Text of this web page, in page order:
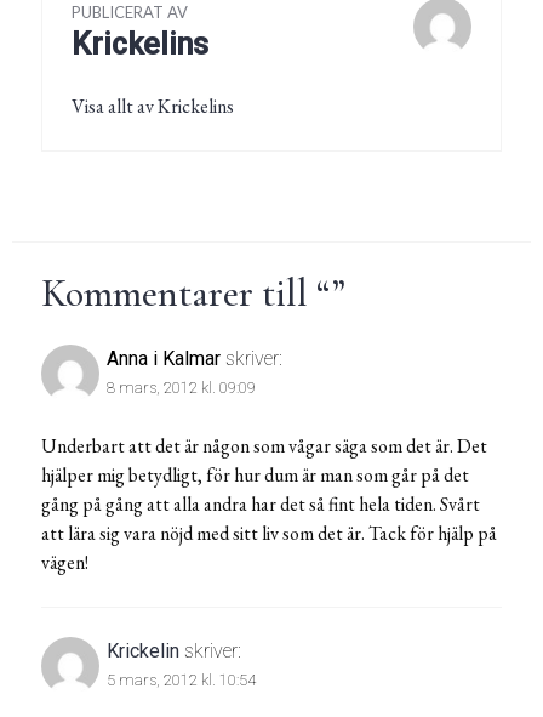
PUBLICERAT AV
Krickelins
Visa allt av Krickelins
Kommentarer till “”
Anna i Kalmar skriver:
8 mars, 2012 kl. 09:09
Underbart att det är någon som vågar säga som det är. Det
hjälper mig betydligt, för hur dum är man som går på det
gång på gång att alla andra har det så fint hela tiden. Svårt
att lära sig vara nöjd med sitt liv som det är. Tack för hjälp på
vägen!
Krickelin skriver:
5 mars, 2012 kl. 10:54